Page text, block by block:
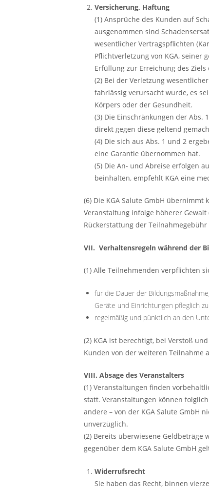
Versicherung, Haftung
(1) Ansprüche des Kunden auf
ausgenommen sind
wesentlicher Vertragspflichten
Pflichtverletzung von KGA,
Erfüllung zur Erreichung des
(2) Bei der Verletzung
fahrlässig verursacht wurde, es
Körpers oder der Gesundheit.
(3) Die Einschränkungen der
direkt gegen diese geltend
(4) Die sich aus Abs. 1 und 2
eine Garantie übernommen hat.
(5) Die An- und Abreise erfolgen
beinhalten, empfehlt KGA eine
(6) Die KGA Salute GmbH
Veranstaltung infolge höherer
Rückerstattung der
VII. Verhaltensregeln während der
(1) Alle Teilnehmenden verpflichten
für die Dauer der
Geräte und Einrichtungen pfleglich
regelmäßig und pünktlich an den
(2) KGA ist berechtigt, bei Verstoß
Kunden von der weiteren Teilnahme
VIII. Absage des Veranstalters
(1) Veranstaltungen finden
statt. Veranstaltungen können
andere – von der KGA Salute GmbH
unverzüglich.
(2) Bereits überwiesene
gegenüber dem KGA Salute GmbH
Widerrufsrecht
Sie haben das Recht, binnen